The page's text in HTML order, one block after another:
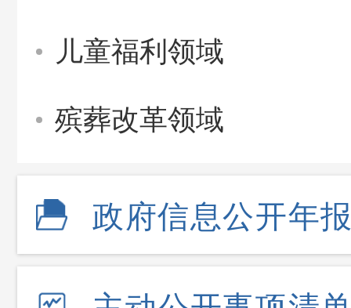
儿童福利领域
殡葬改革领域
政府信息公开年